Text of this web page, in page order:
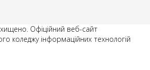
Офіційний веб-сайт
коледжу інформаційних технологій